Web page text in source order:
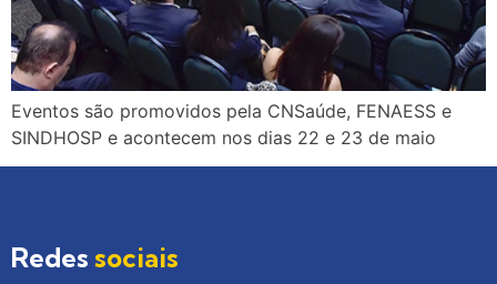
Eventos são promovidos pela CNSaúde, FENAESS e
SINDHOSP e acontecem nos dias 22 e 23 de maio
Redes sociais